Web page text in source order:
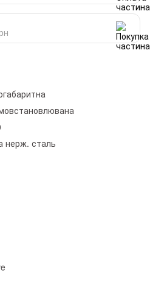
нерж. сталь